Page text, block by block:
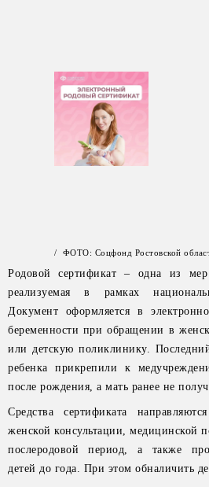
/ ФОТО: Соцфонд Ростовской
Родовой сертификат – одна из
реализуемая в рамках
Документ оформляется в
беременности при обращении в
или детскую поликлинику.
ребенка прикрепили к
после рождения, а мать ранее не
Средства сертификата
женской консультации, медицинской
послеродовой период, а также
детей до года. При этом обналичить